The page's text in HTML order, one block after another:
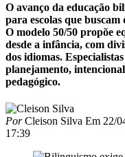
O avanço da educação
para escolas que
O modelo 50/50 propõe
desde a infância, com
dos idiomas.
planejamento,
pedagógico.
PorCleison Silva Em 22/
17:39